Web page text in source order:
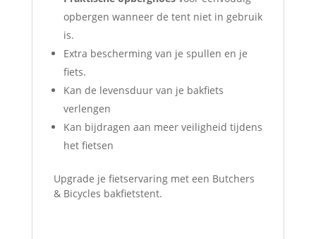
opbergen wanneer de tent niet in gebruik
is.
Extra bescherming van je spullen en je
fiets.
Kan de levensduur van je bakfiets
verlengen
Kan bijdragen aan meer veiligheid tijdens
het fietsen
Upgrade je fietservaring met een Butchers
& Bicycles bakfietstent.